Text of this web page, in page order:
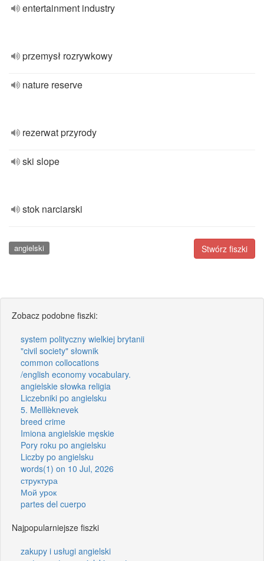
entertainment industry
przemysł rozrywkowy
nature reserve
rezerwat przyrody
ski slope
stok narciarski
Stwórz fiszki
angielski
Zobacz podobne fiszki:
system polityczny wielkiej brytanii
"civil society" słownik
common collocations
/english economy vocabulary.
angielskie słowka religia
Liczebniki po angielsku
5. Melllèknevek
breed crime
Imiona angielskie męskie
Pory roku po angielsku
Liczby po angielsku
words(1) on 10 Jul, 2026
структура
Мой урок
partes del cuerpo
Najpopularniejsze fiszki
zakupy i usługi angielski